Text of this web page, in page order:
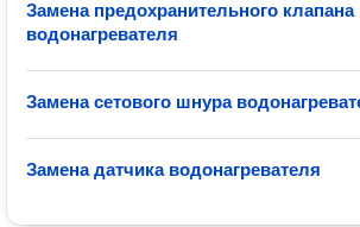
Замена предохранительного клапана
водонагревателя
Замена сетового шнура
Замена датчика водонагревателя